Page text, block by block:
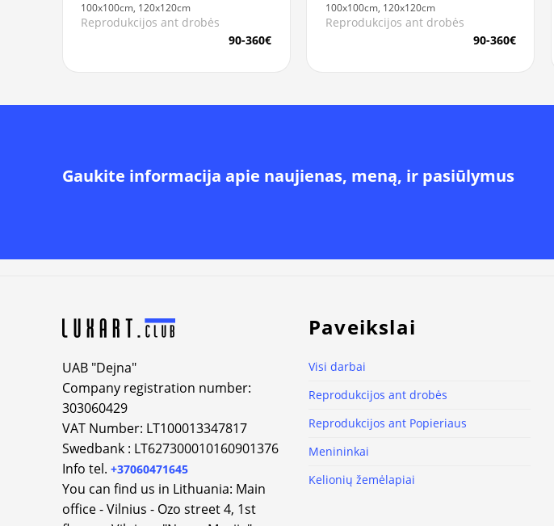
100x100cm, 120x120cm
Reprodukcijos ant drobės
90-360€
100x100cm, 120x120cm
Reprodukcijos ant drobės
90-360€
Gaukite informacija apie naujienas, meną, ir pasiūlymus
UAB "Dejna"
Company registration number:
303060429
VAT Number: LT100013347817
Swedbank : LT627300010160901376
Info tel. +37060471645
You can find us in Lithuania: Main
office - Vilnius - Ozo street 4, 1st
Paveikslai
Visi darbai
Reprodukcijos ant drobės
Reprodukcijos ant Popieriaus
Menininkai
Kelionių žemėlapiai